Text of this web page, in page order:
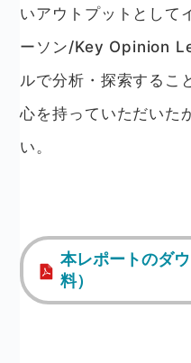
いアウトプットとして
ーソン/Key Opinion
ルで分析・探索するこ
心を持っていただいた
い。
本レポートのダ
料）